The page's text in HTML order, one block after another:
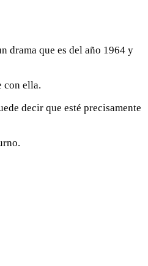
drama que es del año 1964 y
con ella.
decir que esté precisamente